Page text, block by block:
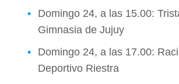
Domingo 24, a las 15.00:
Gimnasia de Jujuy
Domingo 24, a las 17.00:
Deportivo Riestra